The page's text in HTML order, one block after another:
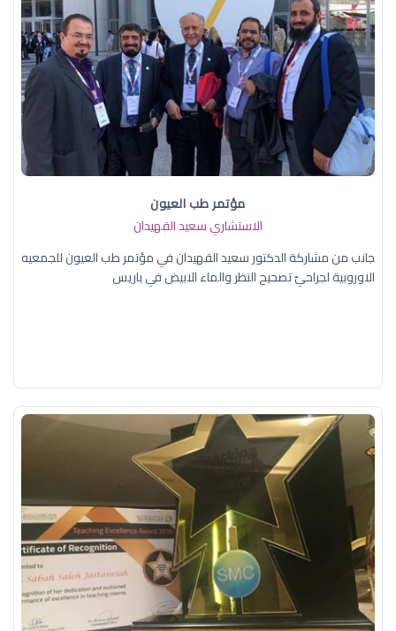
مؤتمر طب العيون
الاستشاري سعيد القهيدان
جانب من مشاركة الدكتور سعيد القهيدان في مؤتمر طب العيون للجمعيه
الاوروبية لجراحيّ تصحيح النظر والماء الابيض في باريس